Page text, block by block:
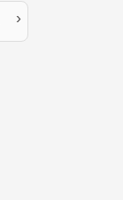
›